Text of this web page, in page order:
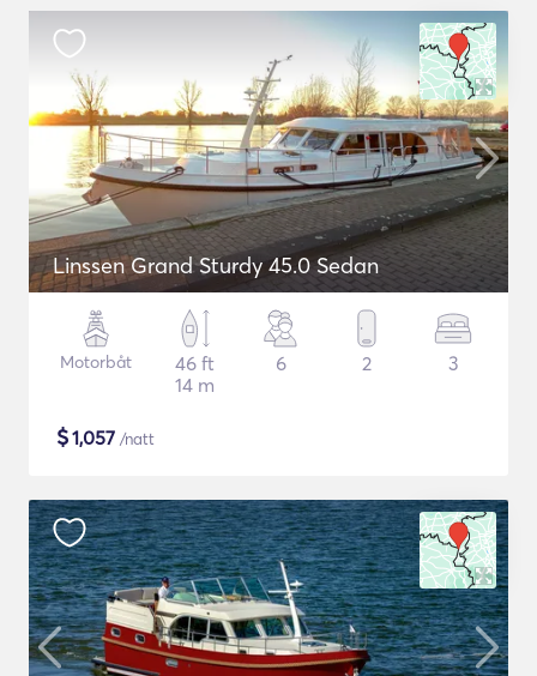
Linssen Grand Sturdy 45.0 Sedan
Motorbåt
46 ft
14 m
6 2 3
$1,057 /natt